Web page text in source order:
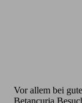
Vor allem bei
Betancuria